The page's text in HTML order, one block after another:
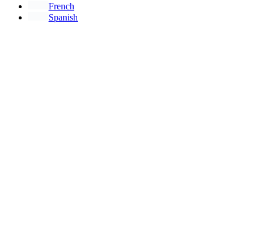
French
Spanish